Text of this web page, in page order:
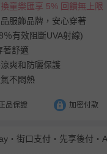
童樂匯享 5% 回饋無上限
服飾品牌，安心穿著
有效阻斷UVA射線)
著舒適
爽和防曬保護
不悶熱
品保證 加密付款